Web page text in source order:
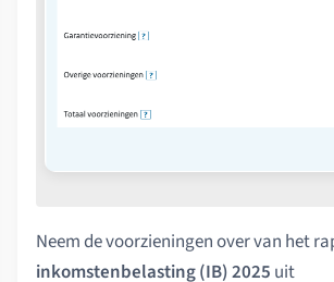
Neem de voorzieningen over van het
inkomstenbelasting (IB) 2025 uit